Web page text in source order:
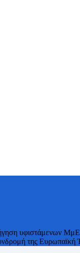
υφιστάμενων
της Ευρωπαϊκή